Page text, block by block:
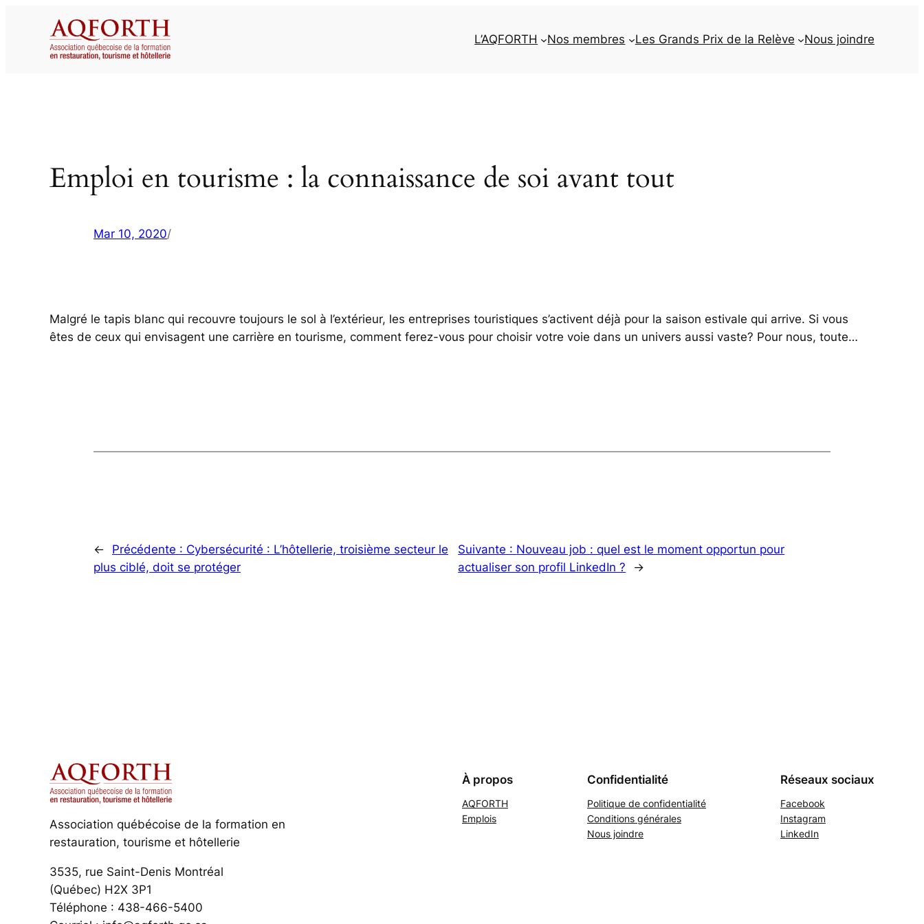
L’AQFORTH Nos membres Les Grands Prix de la Relève Nous joindre
Emploi en tourisme : la connaissance de soi avant tout
Mar 10, 2020/
Malgré le tapis blanc qui recouvre toujours le sol à l’extérieur, les entreprises touristiques s’activent déjà pour la saison estivale qui arrive. Si vous
êtes de ceux qui envisagent une carrière en tourisme, comment ferez-vous pour choisir votre voie dans un univers aussi vaste? Pour nous, toute…
← Précédente : Cybersécurité : L’hôtellerie, troisième secteur le
plus ciblé, doit se protéger
Suivante : Nouveau job : quel est le moment opportun pour
actualiser son profil LinkedIn ?
→
Association québécoise de la formation en
restauration, tourisme et hôtellerie
3535, rue Saint-Denis Montréal
(Québec) H2X 3P1
Téléphone : 438-466-5400
À propos
AQFORTH
Emplois
Confidentialité
Politique de confidentialité
Conditions générales
Nous joindre
Réseaux sociaux
Facebook
Instagram
LinkedIn